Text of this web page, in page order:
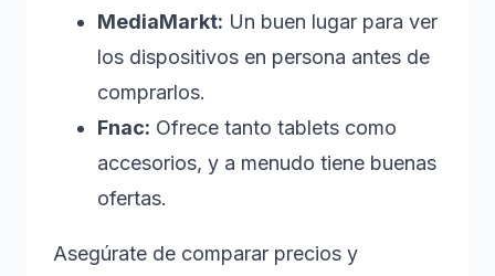
MediaMarkt: Un buen lugar para ver
los dispositivos en persona antes de
comprarlos.
Fnac: Ofrece tanto tablets como
accesorios, y a menudo tiene buenas
ofertas.
Asegúrate de comparar precios y